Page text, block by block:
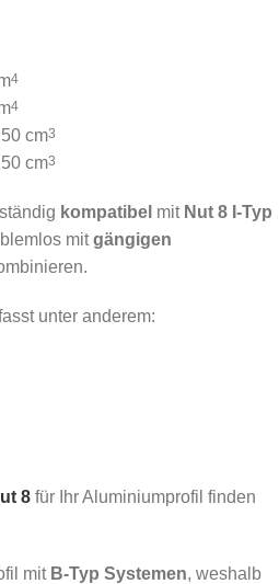
4
4
cm3
cm3
kompatibel mit Nut 8 I-Typ
mitgängigen
unter anderem:
8 für Ihr Aluminiumprofil finden
mit B-Typ Systemen, weshalb